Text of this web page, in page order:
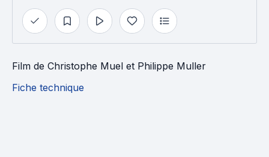
Film de Christophe Muel et Philippe Muller
Fiche technique